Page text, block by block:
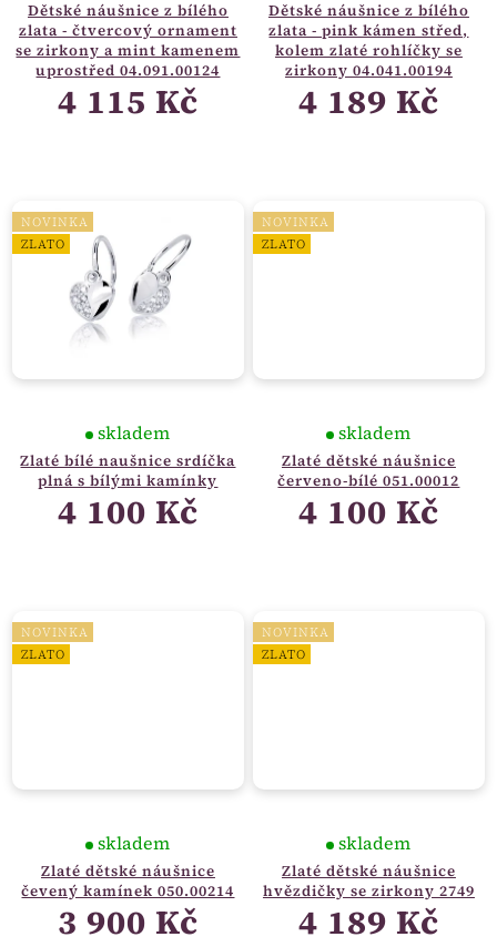
Dětské náušnice z bílého
zlata - čtvercový ornament
se zirkony a mint kamenem
uprostřed 04.091.00124
4 115 Kč
Dětské náušnice z bílého
zlata - pink kámen střed,
kolem zlaté rohlíčky se
zirkony 04.041.00194
4 189 Kč
NOVINKA
ZLATO
Zlaté bílé naušnice srdíčka
plná s bílými kamínky
skladem
4 100 Kč
NOVINKA
ZLATO
Zlaté dětské náušnice
červeno-bílé 051.00012
skladem
4 100 Kč
NOVINKA
ZLATO
Zlaté dětské náušnice
čevený kamínek 050.00214
skladem
3 900 Kč
NOVINKA
ZLATO
Zlaté dětské náušnice
hvězdičky se zirkony 2749
skladem
4 189 Kč